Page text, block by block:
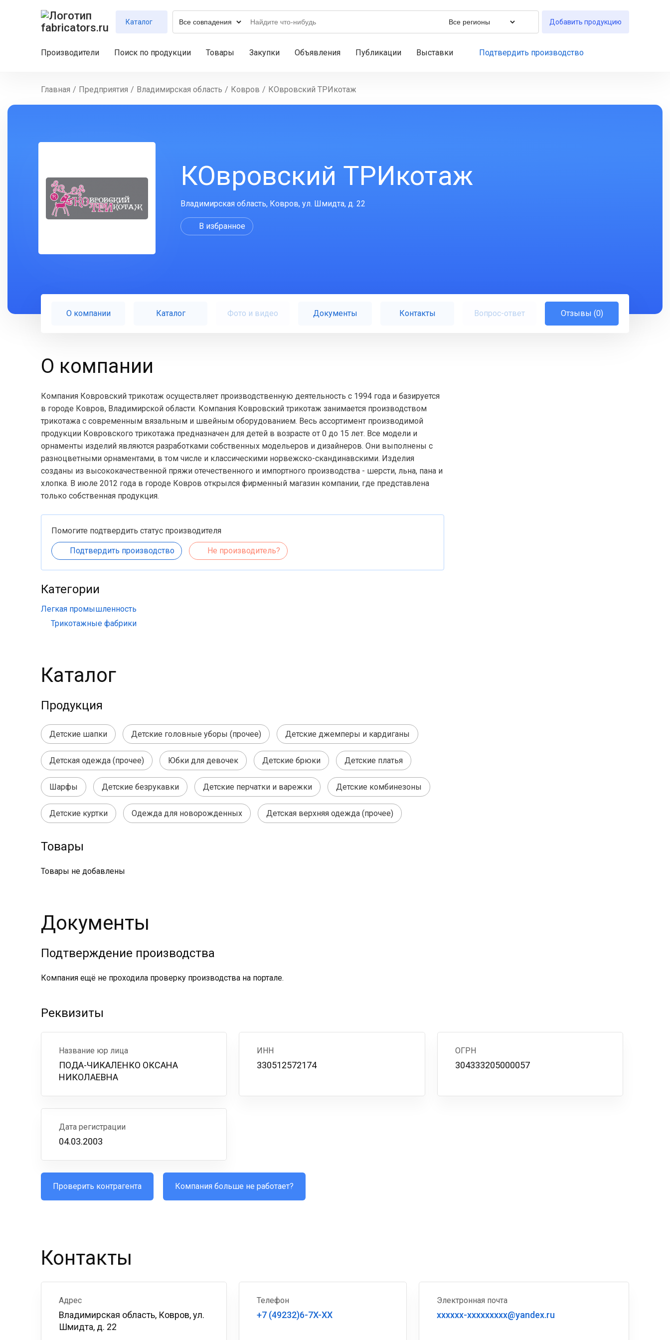
Каталог Добавить продукцию
Производители Поиск по продукции Товары Закупки Объявления Публикации Выставки Подтвердить производство
Главная / Предприятия / Владимирская область / Ковров / КОвровский ТРИкотаж
КОвровский ТРИкотаж
Владимирская область, Ковров, ул. Шмидта, д. 22
В избранное
О компании Каталог Фото и видео Документы Контакты Вопрос-ответ Отзывы (0)
О компании
Компания Ковровский трикотаж осуществляет производственную деятельность с 1994 года и базируется
в городе Ковров, Владимирской области. Компания Ковровский трикотаж занимается производством
трикотажа с современным вязальным и швейным оборудованием. Весь ассортимент производимой
продукции Ковровского трикотажа предназначен для детей в возрасте от 0 до 15 лет. Все модели и
орнаменты изделий являются разработками собственных модельеров и дизайнеров. Они выполнены с
разноцветными орнаментами, в том числе и классическими норвежско-скандинавскими. Изделия
созданы из высококачественной пряжи отечественного и импортного производства - шерсти, льна, пана и
хлопка. В июле 2012 года в городе Ковров открылся фирменный магазин компании, где представлена
только собственная продукция.
Помогите подтвердить статус производителя
Подтвердить производство Не производитель?
Категории
Легкая промышленность
Трикотажные фабрики
Каталог
Продукция
Детские шапки Детские головные уборы (прочее) Детские джемперы и кардиганы
Детская одежда (прочее) Юбки для девочек Детские брюки Детские платья
Шарфы Детские безрукавки Детские перчатки и варежки Детские комбинезоны
Детские куртки Одежда для новорожденных Детская верхняя одежда (прочее)
Товары
Товары не добавлены
Документы
Подтверждение производства
Компания ещё не проходила проверку производства на портале.
Реквизиты
Название юр лица
ПОДА-ЧИКАЛЕНКО ОКСАНА
НИКОЛАЕВНА
ИНН
330512572174
ОГРН
304333205000057
Дата регистрации
04.03.2003
Проверить контрагента Компания больше не работает?
Контакты
Адрес
Владимирская область, Ковров, ул.
Шмидта, д. 22
Телефон
+7 (49232)6-7X-XX
Электронная почта
xxxxxx-xxxxxxxxx@yandex.ru